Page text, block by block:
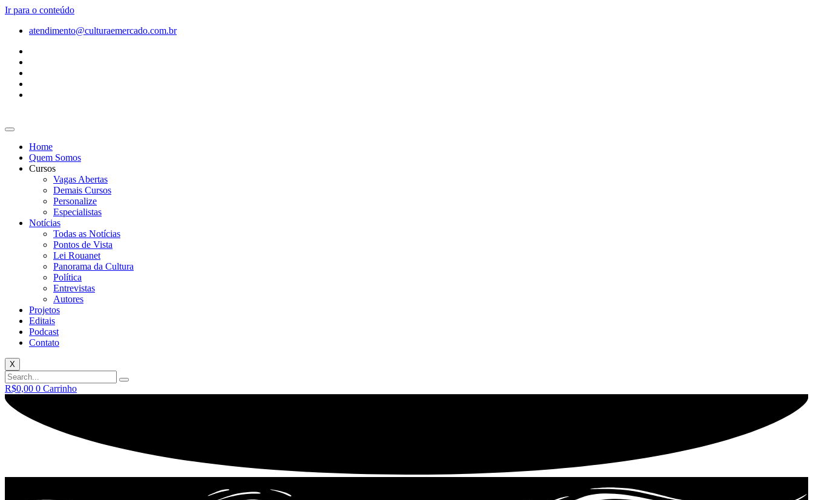
Ir para o conteúdo
atendimento@culturaemercado.com.br
Home
Quem Somos
Cursos
Vagas Abertas
Demais Cursos
Personalize
Especialistas
Notícias
Todas as Notícias
Pontos de Vista
Lei Rouanet
Panorama da Cultura
Política
Entrevistas
Autores
Projetos
Editais
Podcast
Contato
X
R$0,00 0 Carrinho